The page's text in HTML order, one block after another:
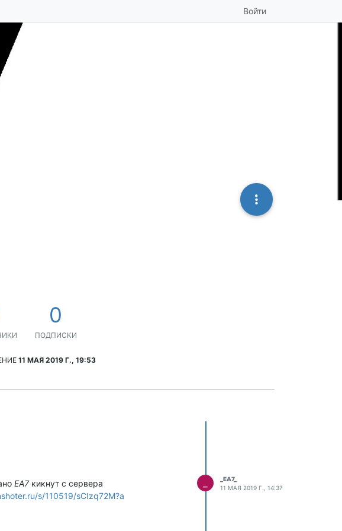
Войти
сети
0
ПОДПИСКИ
11 МАЯ 2019 Г., 19:53
EA7кикнут с сервера
s/110519/sCIzq72M?a
_EA7_
11 МАЯ 2019 Г., 14:37